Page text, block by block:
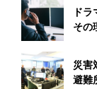
ド
その
災害
避難